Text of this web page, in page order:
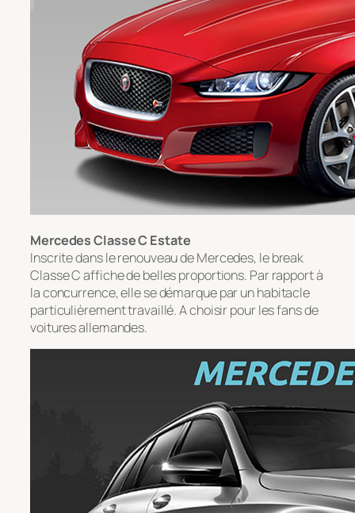
Mercedes Classe C Estate
Inscrite dans le renouveau de Mercedes, le break
Classe C affiche de belles proportions. Par rapport à
la concurrence, elle se démarque par un habitacle
particulièrement travaillé. A choisir pour les fans de
voitures allemandes.